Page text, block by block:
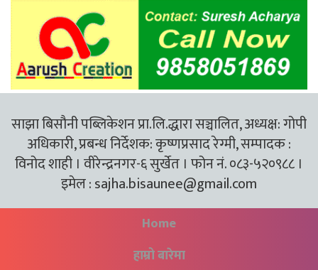
साझा बिसौनी पब्लिकेशन प्रा.लि.द्धारा सञ्चालित, अध्यक्ष: गोपी
अधिकारी, प्रबन्ध निर्देशक: कृष्णप्रसाद रेग्मी, सम्पादक :
विनोद शाही । वीरेन्द्रनगर-६ सुर्खेत । फोन नं. ०८३-५२०९८८ ।
इमेल :sajha.bisaunee@gmail.com
Home
हाम्रो बारेमा